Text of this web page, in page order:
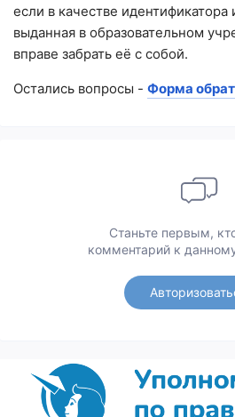
если в качестве идентификатора
выданная в образовательном
вправе забрать её с собой.
Остались вопросы - Форма
Станьте первым,
комментарий к